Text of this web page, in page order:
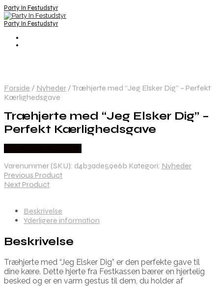
Party In Festudstyr
Party In Festudstyr
Forside / Nyheder /Træhjerte med “Jeg Elsker Dig” – Perfekt
Kærlighedsgave
Træhjerte med “Jeg Elsker Dig” –
Perfekt Kærlighedsgave
Varenummer (SKU): d4b3ade59e6b Kategori: Nyheder
Previous Product
Next Product
Beskrivelse
Yderligere information
Beskrivelse
Træhjerte med “Jeg Elsker Dig” er den perfekte gave til
dine kære. Dette hjerte fra Festkassen bærer en hjertelig
besked og er en varm gestus til dem, du holder af